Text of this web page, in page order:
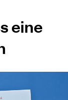
eine